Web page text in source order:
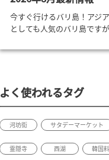
今すぐ行けるバリ島！アジ
としても人気のバリ島です
よく使われるタグ
河坊街 サタデーマーケット
霊隠寺 西湖 韓国